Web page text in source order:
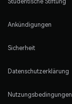
Ankündigungen
Sicherheit
Datenschutzerklärung
Nutzungsbedingungen